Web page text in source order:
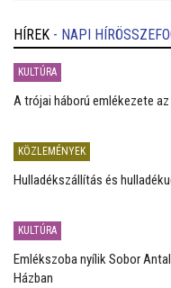
HÍREK - NAPI
KULTÚRA
A trójai háború emlékezete
KÖZLEMÉNYEK
Hulladékszállítás és
KULTÚRA
Emlékszoba nyílik Sobor
Házban